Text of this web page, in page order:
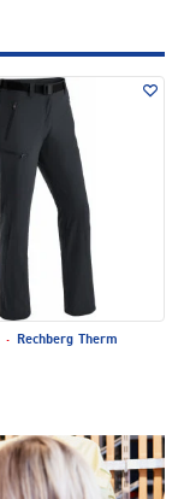
·
Rechberg Therm